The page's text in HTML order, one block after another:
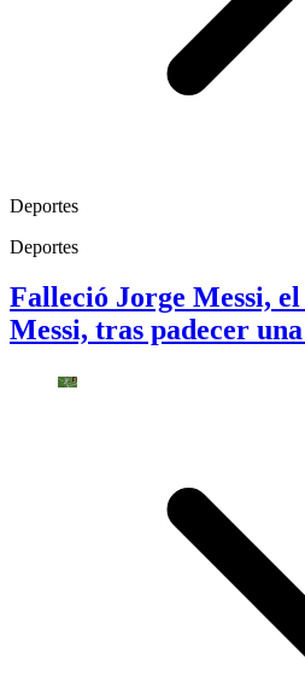
Deportes
Deportes
Falleció Jorge Messi,
Messi, tras padecer